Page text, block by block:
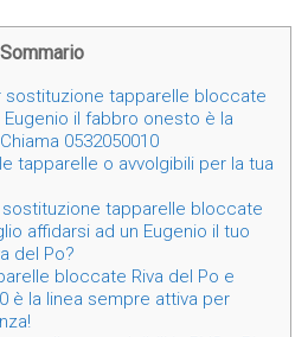
Sommario
sostituzione tapparelle bloccate
il fabbro onesto è la
0532050010
tapparelle o avvolgibili per la tua
tapparelle bloccate
affidarsi ad un Eugenio il tuo
del Po?
bloccate Riva del Po e
è la linea sempre attiva per